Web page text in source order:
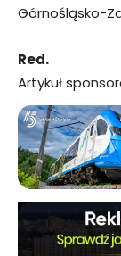
Górnośląsko-
Red.
Artykuł